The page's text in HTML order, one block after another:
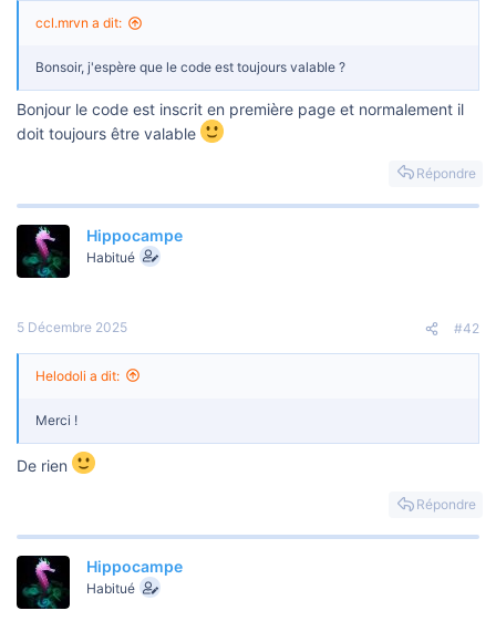
ccl.mrvn a dit:
Bonsoir, j'espère que le code est toujours valable ?
Bonjour le code est inscrit en première page et normalement il
doit toujours être valable
Répondre
Hippocampe
Habitué
5 Décembre 2025 #42
Helodoli a dit:
Merci !
De rien
Répondre
Hippocampe
Habitué